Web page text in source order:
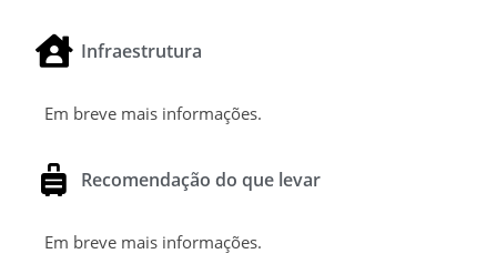
Infraestrutura
Em breve mais informações.
Recomendação do que levar
Em breve mais informações.